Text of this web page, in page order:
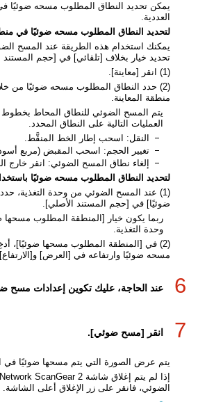
يمكن تحديد النطاق المطلوب مسحه ضوئيًا في
العددية.
لتحديد النطاق المطلوب مسحه ضوئيًا في
يمكنك استخدام هذه الطريقة عند المسح
تحديد خيار بخلاف [تلقائي] في [حجم المستند
(1) انقر [معاينة].
(2) حدد النطاق المطلوب مسحه ضوئيًا من
منطقة المعاينة.
يتم المسح الضوئي للنطاق المحاط بخطوط
العمليات التالية على النطاق المحدد.
النقل: اسحب إطار الخط المنقَّط.
تغيير الحجم: اسحب المقبض (مربع
إلغاء نطاق المسح الضوئي: انقر خارج
لتحديد النطاق المطلوب مسحه ضوئيًا
(1) عند المسح الضوئي من وحدة التغذية،
ضوئيًا] في [حجم المستند الأصلي].
ربما يكون خيار [المنطقة المطلوب
وحدة التغذية.
(2) في [المنطقة المطلوب مسحها ضوئيًا]،
مسحه ضوئيًا وارتفاعه في [العرض]
6 عند الحاجة، عليك تكوين إعدادات مسح
7 انقر [مسح ضوئي].
يتم عرض الصورة التي يتم مسحها ضوئيًا في
الضوئي، فانقر على زر الإغلاق أعلى الشاشة.